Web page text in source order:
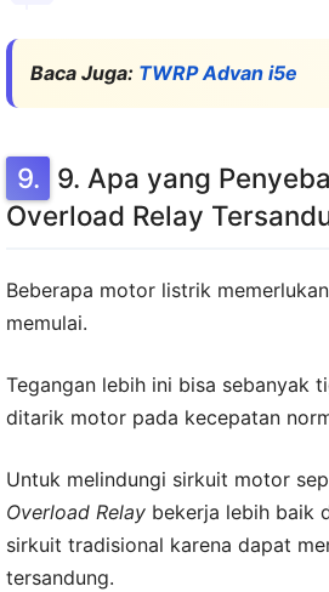
Baca Juga: TWRP Advan i5e
9. Apa yang
Overload Relay
Beberapa motor listrik
memulai.
Tegangan lebih ini bisa sebanyak
ditarik motor pada kecepatan
Untuk melindungi sirkuit motor
Overload Relay bekerja lebih baik
sirkuit tradisional karena dapat
tersandung.